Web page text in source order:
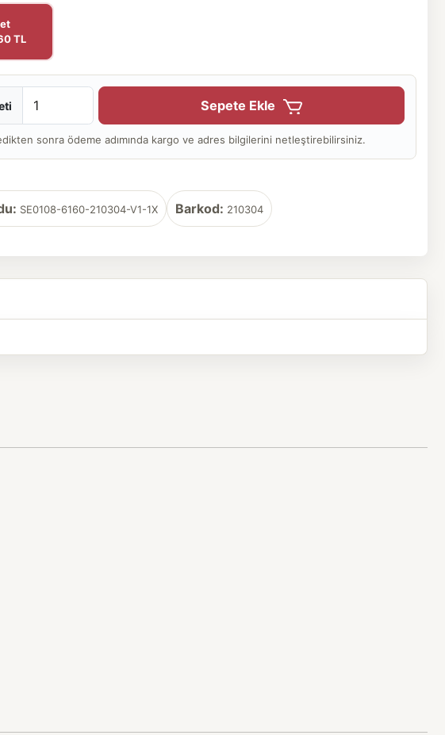
TL
Sepete Ekle
sonra ödeme adımında kargo ve adres bilgilerini netleştirebilirsiniz.
SE0108-6160-210304-V1-1X Barkod: 210304